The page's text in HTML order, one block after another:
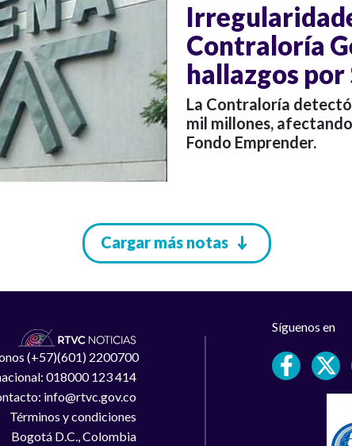
Contraloría
hallazgos
La Contraloría
mil millones,
Fondo Emprender.
Cargar más notas
(+57)(601) 2200700
018000 123 414
info@rtvc.gov.co
Términos y condiciones
Bogotá D.C., Colombia
Síguenos en